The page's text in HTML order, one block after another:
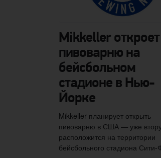
Mikkeller откроет
пивоварню на
бейсбольном
стадионе в Нью-
Йорке
Mikkeller планирует открыть
пивоварню в США — уже
расположится на территории
бейсбольного стадиона Сити-